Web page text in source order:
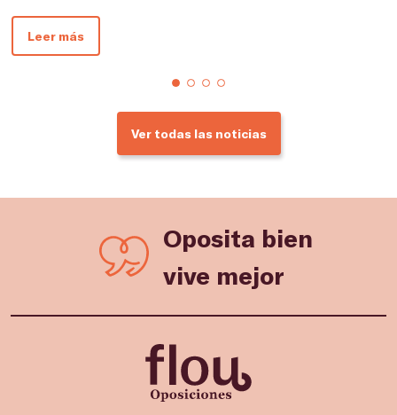
Leer más
Ver todas las noticias
Oposita bien
vive mejor